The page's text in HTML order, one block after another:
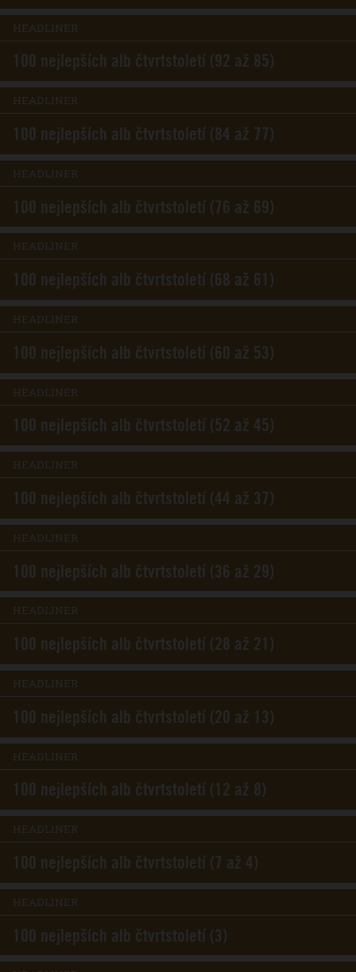
HEADLINER
100 nejlepších alb čtvrtstoletí (92 až 85)
HEADLINER
100 nejlepších alb čtvrtstoletí (84 až 77)
HEADLINER
100 nejlepších alb čtvrtstoletí (76 až 69)
HEADLINER
100 nejlepších alb čtvrtstoletí (68 až 61)
HEADLINER
100 nejlepších alb čtvrtstoletí (60 až 53)
HEADLINER
100 nejlepších alb čtvrtstoletí (52 až 45)
HEADLINER
100 nejlepších alb čtvrtstoletí (44 až 37)
HEADLINER
100 nejlepších alb čtvrtstoletí (36 až 29)
HEADLINER
100 nejlepších alb čtvrtstoletí (28 až 21)
HEADLINER
100 nejlepších alb čtvrtstoletí (20 až 13)
HEADLINER
100 nejlepších alb čtvrtstoletí (12 až 8)
HEADLINER
100 nejlepších alb čtvrtstoletí (7 až 4)
HEADLINER
100 nejlepších alb čtvrtstoletí (3)